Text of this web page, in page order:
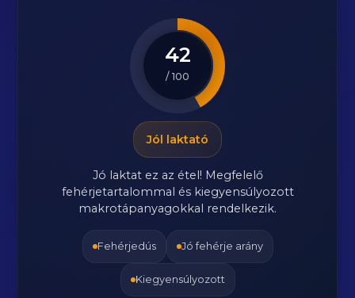
42
/ 100
Jól laktató
Jó laktat ez az étel! Megfelelő
fehérjetartalommal és kiegyensúlyozott
makrotápanyagokkal rendelkezik.
Fehérjedús Jó fehérje arány
Kiegyensúlyozott